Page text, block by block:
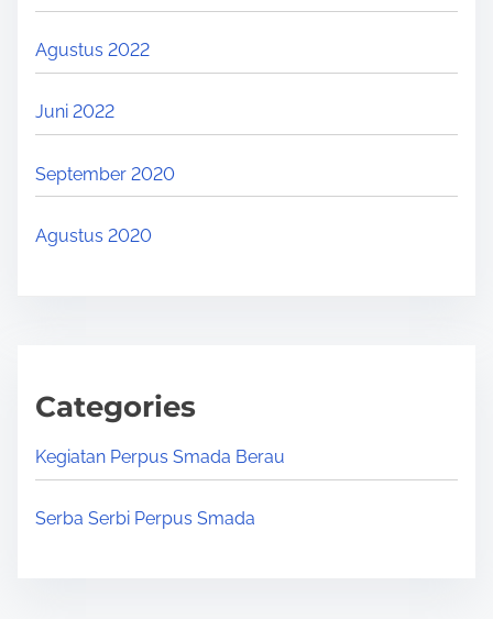
Agustus 2022
Juni 2022
September 2020
Agustus 2020
Categories
Kegiatan Perpus Smada Berau
Serba Serbi Perpus Smada